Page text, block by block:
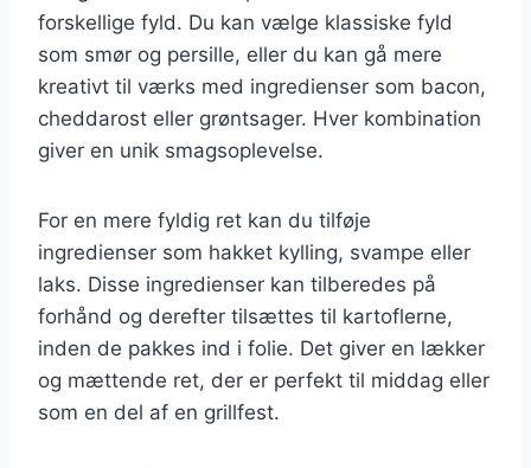
forskellige fyld. Du kan vælge klassiske fyld
som smør og persille, eller du kan gå mere
kreativt til værks med ingredienser som bacon,
cheddarost eller grøntsager. Hver kombination
giver en unik smagsoplevelse.
For en mere fyldig ret kan du tilføje
ingredienser som hakket kylling, svampe eller
laks. Disse ingredienser kan tilberedes på
forhånd og derefter tilsættes til kartoflerne,
inden de pakkes ind i folie. Det giver en lækker
og mættende ret, der er perfekt til middag eller
som en del af en grillfest.